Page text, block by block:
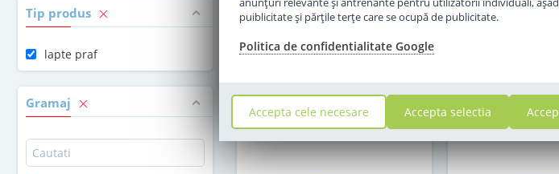
Tip produs
lapte praf
Gramaj
puiblicitate şi părţile terţe care se ocupă de publicitate.
Politica de confidentialitate Google
Accepta cele necesare Accepta selectia